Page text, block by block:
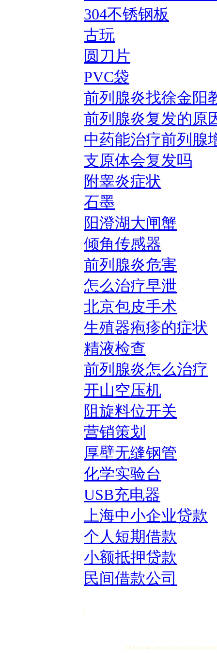
304不锈钢板
古玩
圆刀片
PVC袋
前列腺炎找徐金阳
前列腺炎复发的原
中药能治疗前列腺
支原体会复发吗
附睾炎症状
石墨
阳澄湖大闸蟹
倾角传感器
前列腺炎危害
怎么治疗早泄
北京包皮手术
生殖器疱疹的症状
精液检查
前列腺炎怎么治疗
开山空压机
阻旋料位开关
营销策划
厚壁无缝钢管
化学实验台
USB充电器
上海中小企业贷款
个人短期借款
小额抵押贷款
民间借款公司
]
All logos and trademarks in this site are